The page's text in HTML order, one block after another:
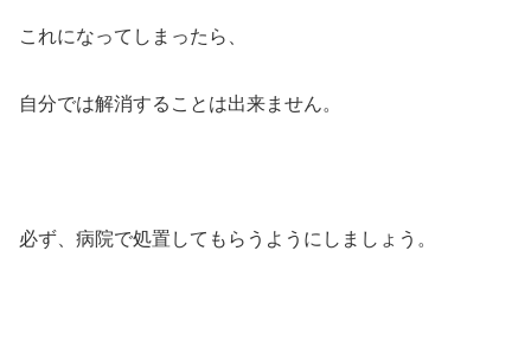
これになってしまったら、
自分では解消することは出来ません。
必ず、病院で処置してもらうようにしましょう。